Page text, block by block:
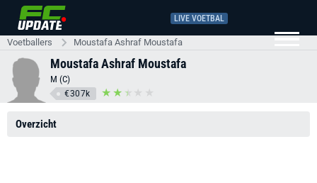
LIVE VOETBAL
Voetballers Moustafa Ashraf Moustafa
Moustafa Ashraf Moustafa
M (C)
€307k
Overzicht